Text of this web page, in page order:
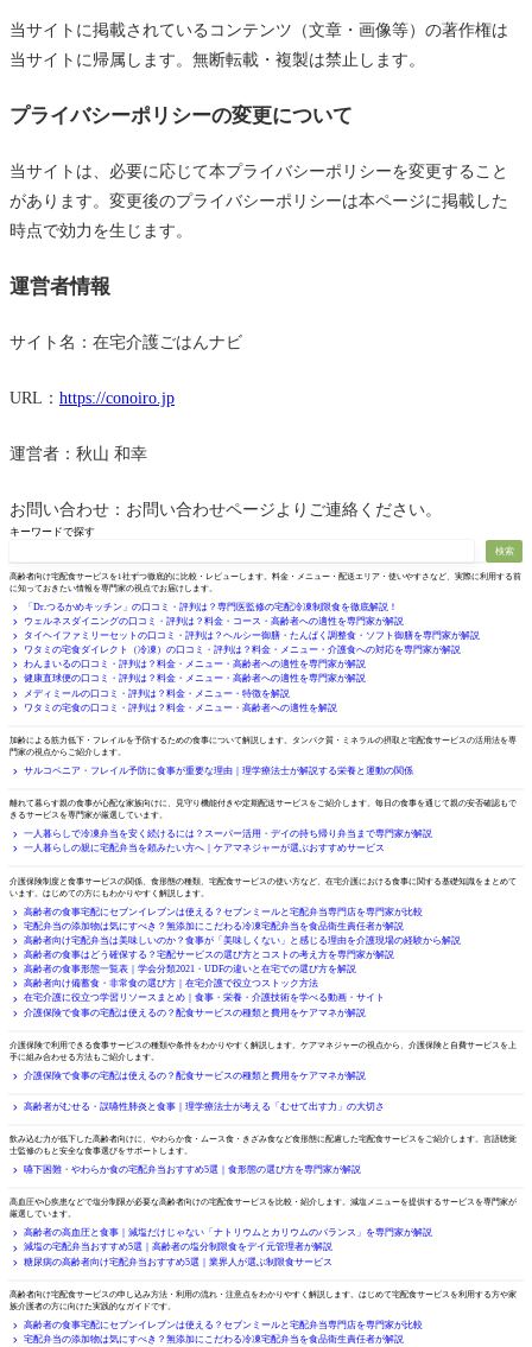
当サイトに掲載されているコンテンツ（文章・画像等）の著作権は
当サイトに帰属します。無断転載・複製は禁止します。
プライバシーポリシーの変更について
当サイトは、必要に応じて本プライバシーポリシーを変更すること
があります。変更後のプライバシーポリシーは本ページに掲載した
時点で効力を生じます。
運営者情報
サイト名：在宅介護ごはんナビ
URL： https://conoiro.jp
運営者：秋山 和幸
お問い合わせ：お問い合わせページよりご連絡ください。
キーワードで探す
検索
サービス徹底比較
高齢者向け宅配食サービスを1社ずつ徹底的に比較・レビューします。料金・メニュー・配送エリア・使いやすさなど、実際に利用する前
に知っておきたい情報を専門家の視点でお届けします。
「Dr.つるかめキッチン」の口コミ・評判は？専門医監修の宅配冷凍制限食を徹底解説！
ウェルネスダイニングの口コミ・評判は？料金・コース・高齢者への適性を専門家が解説
タイヘイファミリーセットの口コミ・評判は？ヘルシー御膳・たんぱく調整食・ソフト御膳を専門家が解説
ワタミの宅食ダイレクト（冷凍）の口コミ・評判は？料金・メニュー・介護食への対応を専門家が解説
わんまいるの口コミ・評判は？料金・メニュー・高齢者への適性を専門家が解説
健康直球便の口コミ・評判は？料金・メニュー・高齢者への適性を専門家が解説
メディミールの口コミ・評判は？料金・メニュー・特徴を解説
ワタミの宅食の口コミ・評判は？料金・メニュー・高齢者への適性を解説
加齢による筋力低下・フレイルを予防するための食事について解説します。タンパク質・ミネラルの摂取と宅配食サービスの活用法を専
門家の視点からご紹介します。
サルコペニア・フレイル予防に食事が重要な理由｜理学療法士が解説する栄養と運動の関係
離れて暮らす親の食事が心配な家族向けに、見守り機能付きや定期配送サービスをご紹介します。毎日の食事を通じて親の安否確認もで
きるサービスを専門家が厳選しています。
一人暮らしで冷凍弁当を安く続けるには？スーパー活用・デイの持ち帰り弁当まで専門家が解説
一人暮らしの親に宅配弁当を頼みたい方へ｜ケアマネジャーが選ぶおすすめサービス
介護保険制度と食事サービスの関係、食形態の種類、宅配食サービスの使い方など、在宅介護における食事に関する基礎知識をまとめて
います。はじめての方にもわかりやすく解説します。
高齢者の食事宅配にセブンイレブンは使える？セブンミールと宅配弁当専門店を専門家が比較
宅配弁当の添加物は気にすべき？無添加にこだわる冷凍宅配弁当を食品衛生責任者が解説
高齢者向け宅配弁当は美味しいのか？食事が「美味しくない」と感じる理由を介護現場の経験から解説
高齢者の食事はどう確保する？宅配サービスの選び方とコストの考え方を専門家が解説
高齢者の食事形態一覧表｜学会分類2021・UDFの違いと在宅での選び方を解説
高齢者向け備蓄食・非常食の選び方｜在宅介護で役立つストック方法
在宅介護に役立つ学習リソースまとめ｜食事・栄養・介護技術を学べる動画・サイト
介護保険で食事の宅配は使えるの？配食サービスの種類と費用をケアマネが解説
介護保険で利用できる食事サービスの種類や条件をわかりやすく解説します。ケアマネジャーの視点から、介護保険と自費サービスを上
手に組み合わせる方法もご紹介します。
介護保険で食事の宅配は使えるの？配食サービスの種類と費用をケアマネが解説
高齢者がむせる・誤嚥性肺炎と食事｜理学療法士が考える「むせて出す力」の大切さ
飲み込む力が低下した高齢者向けに、やわらか食・ムース食・きざみ食など食形態に配慮した宅配食サービスをご紹介します。言語聴覚
士監修のもと安全な食事選びをサポートします。
嚥下困難・やわらか食の宅配弁当おすすめ5選｜食形態の選び方を専門家が解説
高血圧や心疾患などで塩分制限が必要な高齢者向けの宅配食サービスを比較・紹介します。減塩メニューを提供するサービスを専門家が
厳選しています。
高齢者の高血圧と食事｜減塩だけじゃない「ナトリウムとカリウムのバランス」を専門家が解説
減塩の宅配弁当おすすめ5選｜高齢者の塩分制限食をデイ元管理者が解説
糖尿病の高齢者向け宅配弁当おすすめ5選｜業界人が選ぶ制限食サービス
高齢者向け宅配食サービスの申し込み方法・利用の流れ・注意点をわかりやすく解説します。はじめて宅配食サービスを利用する方や家
族介護者の方に向けた実践的なガイドです。
高齢者の食事宅配にセブンイレブンは使える？セブンミールと宅配弁当専門店を専門家が比較
宅配弁当の添加物は気にすべき？無添加にこだわる冷凍宅配弁当を食品衛生責任者が解説